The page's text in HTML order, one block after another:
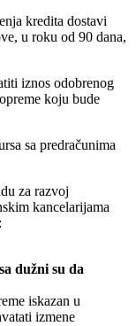
kredita dostavi
u roku od 90 dana,
iznos odobrenog
koju bude
sa predračunima
za razvoj
kancelarijama
dužni su da
iskazan u
izmene